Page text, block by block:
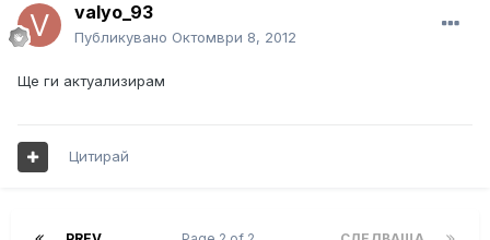
valyo_93
Публикувано Октомври 8, 2012
Ще ги актуализирам
Цитирай